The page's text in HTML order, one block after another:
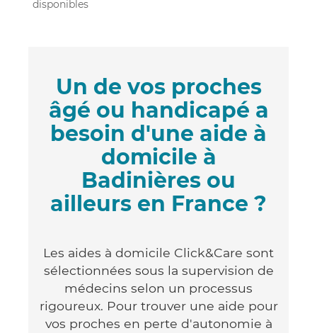
disponibles
Un de vos proches
âgé ou handicapé a
besoin d'une aide à
domicile à
Badinières ou
ailleurs en France ?
Les aides à domicile Click&Care sont
sélectionnées sous la supervision de
médecins selon un processus
rigoureux. Pour trouver une aide pour
vos proches en perte d'autonomie à